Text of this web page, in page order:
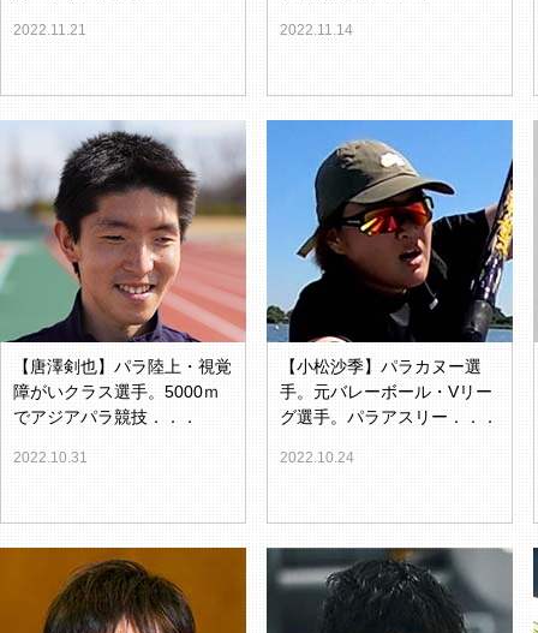
2022.11.21 2022.11.14
【唐澤剣也】パラ陸上・視覚
障がいクラス選手。5000ｍ
でアジアパラ競技．．．
2022.10.31
【小松沙季】パラカヌー選
手。元バレーボール・Vリー
グ選手。パラアスリー．．．
2022.10.24